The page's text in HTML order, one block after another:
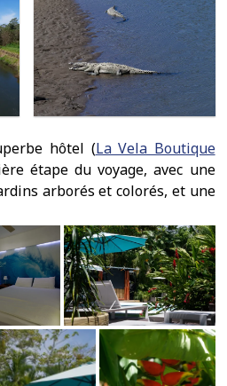
hôtel (La Vela Boutique
étape du voyage, avec une
arborés et colorés, et une